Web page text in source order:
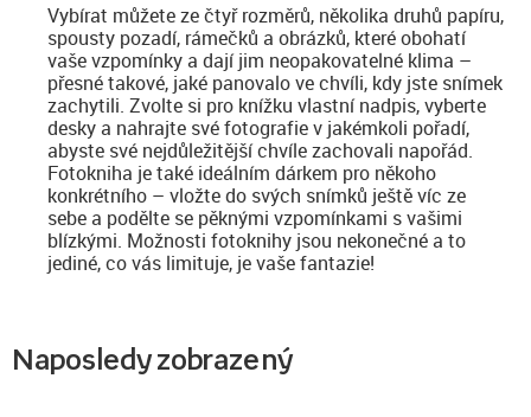
Vybírat můžete ze čtyř rozměrů, několika druhů papíru,
spousty pozadí, rámečků a obrázků, které obohatí
vaše vzpomínky a dají jim neopakovatelné klima –
přesné takové, jaké panovalo ve chvíli, kdy jste snímek
zachytili. Zvolte si pro knížku vlastní nadpis, vyberte
desky a nahrajte své fotografie v jakémkoli pořadí,
abyste své nejdůležitější chvíle zachovali napořád.
Fotokniha je také ideálním dárkem pro někoho
konkrétního – vložte do svých snímků ještě víc ze
sebe a podělte se pěknými vzpomínkami s vašimi
blízkými. Možnosti fotoknihy jsou nekonečné a to
jediné, co vás limituje, je vaše fantazie!
Naposledy zobrazený